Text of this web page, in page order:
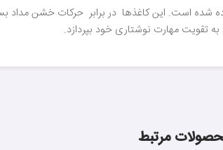
کتاب استفاده شده است. این کاغذها در برابر حرکات خشن
تقویت مهارت نوشتاری خود بپردازد.
مرتبط